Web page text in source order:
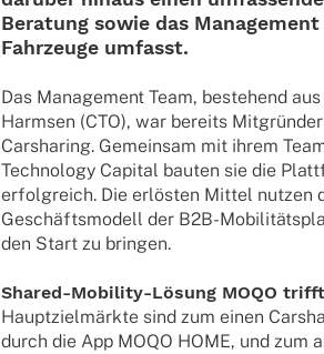
Bera­tung sowie das
Fahr­zeuge umfasst.
Das Manage­ment Team, bestehend
Harm­sen (CTO), war bereits
Carsha­ring. Gemein­sam mit ihrem
Tech­no­logy Capi­tal bauten sie die
erfolg­reich. Die erlös­ten Mittel nutzen
Geschäfts­mo­dell der B2B-
den Start zu bringen.
Shared-Mobi­­lity-Lösung MOQO
Haupt­ziel­märkte sind zum einen
durch die App MOQO HOME, und